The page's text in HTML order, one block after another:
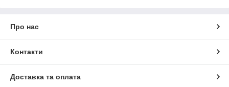
Про нас
Контакти
Доставка та оплата